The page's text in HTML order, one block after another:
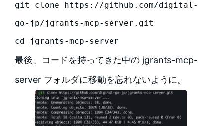
git clone https://github.com/digital-
go-jp/jgrants-mcp-server.git
cd jgrants-mcp-server
最後、コードを持ってきた中の jgrants-mcp-
server フォルダに移動を忘れないように。